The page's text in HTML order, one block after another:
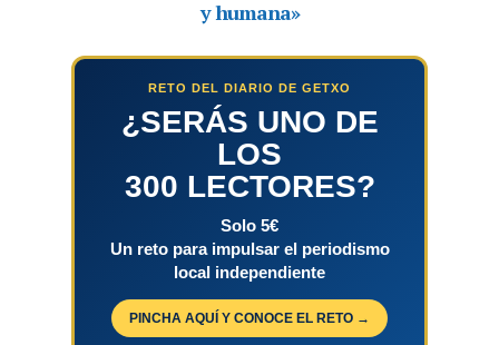
RETO DEL DIARIO DE GETXO
¿SERÁS UNO DE
LOS
300 LECTORES?
Solo 5€
Un reto para impulsar el periodismo
local independiente
PINCHA AQUÍ Y CONOCE EL RETO →